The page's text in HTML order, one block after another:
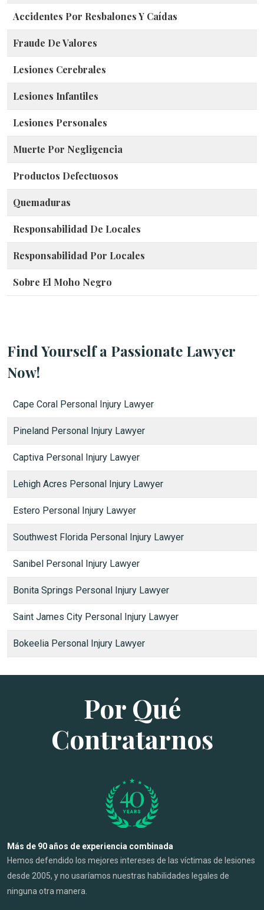
Accidentes Por Resbalones Y Caídas
Fraude De Valores
Lesiones Cerebrales
Lesiones Infantiles
Lesiones Personales
Muerte Por Negligencia
Productos Defectuosos
Quemaduras
Responsabilidad De Locales
Responsabilidad Por Locales
Sobre El Moho Negro
Find Yourself a Passionate Lawyer
Now!
Cape Coral Personal Injury Lawyer
Pineland Personal Injury Lawyer
Captiva Personal Injury Lawyer
Lehigh Acres Personal Injury Lawyer
Estero Personal Injury Lawyer
Southwest Florida Personal Injury Lawyer
Sanibel Personal Injury Lawyer
Bonita Springs Personal Injury Lawyer
Saint James City Personal Injury Lawyer
Bokeelia Personal Injury Lawyer
Por Qué
Contratarnos
Más de 90 años de experiencia combinada
Hemos defendido los mejores intereses de las víctimas de lesiones
desde 2005, y no usaríamos nuestras habilidades legales de
ninguna otra manera.